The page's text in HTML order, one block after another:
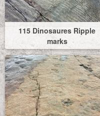
115 Dinosaures Ripple
marks